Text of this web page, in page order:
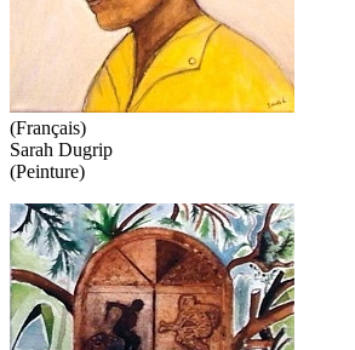
(Français)
Sarah Dugrip
(Peinture)